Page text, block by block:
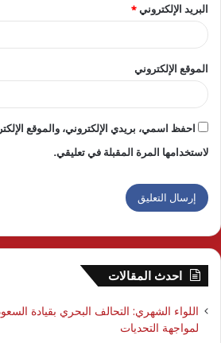
البريد الإلكتروني*
الموقع الإلكتروني
احفظ اسمي، بريدي الإلكتروني، والموقع
لاستخدامها المرة المقبلة في تعليقي.
احدث المقالات
اللواء الشهري: التحالف البحري بقيادة
لمواجهة التحديات